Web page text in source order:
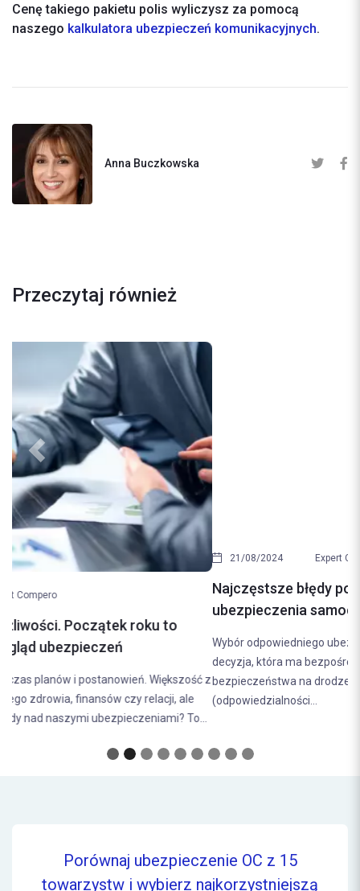
Cenę takiego pakietu polis wyliczysz za pomocą
naszego kalkulatora ubezpieczeń komunikacyjnych.
Anna Buczkowska
Przeczytaj również
21/08/2024
Najczęstsze błędy popełniane przy wyborze
ubezpieczenia samochodowego. Jak ich uniknąć?
Wybór odpowiedniego ubezpieczenia samochodowego to
decyzja, która ma bezpośredni wpływ na nasze finanse i poczucie
bezpieczeństwa na drodze. Ubezpieczenie OC
Previous
Porównaj ubezpieczenie OC z 15